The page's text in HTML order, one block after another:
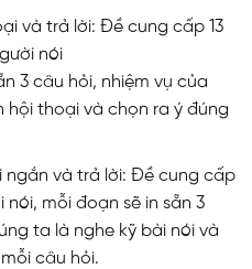
và trả lời: Đề cung cấp 13
nói
3 câu hỏi, nhiệm vụ của
hội thoại và chọn ra ý đúng
ngắn và trả lời: Đề cung cấp
nói, mỗi đoạn sẽ in sẵn 3
ta là nghe kỹ bài nói và
câu hỏi.